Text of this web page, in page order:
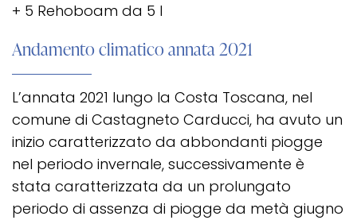
+ 5 Rehoboam da 5 l
Andamento climatico annata 2021
L’annata 2021 lungo la Costa Toscana, nel
comune di Castagneto Carducci, ha avuto un
inizio caratterizzato da abbondanti piogge
nel periodo invernale, successivamente è
stata caratterizzata da un prolungato
periodo di assenza di piogge da metà giugno